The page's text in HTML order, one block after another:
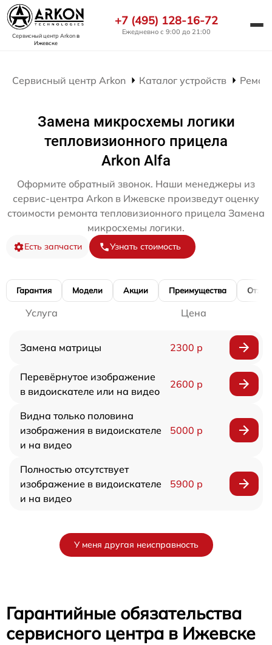
Сервисный центр Arkonв
Ижевске
+7 (495) 128-16-72
Ежедневно с 9:00 до 21:00
Сервисный центр Arkon Каталог устройств
Замена микросхемы логики
тепловизионного прицела
Arkon Alfa
Оформите обратный звонок. Наши менеджеры из
сервис-центра Arkon в Ижевске произведут оценку
стоимости ремонта тепловизионного прицела Замена
микросхемы логики.
Есть запчасти Узнать стоимость
Гарантия Модели Акции Преимущества
Услуга Цена
Замена матрицы 2300 р
Перевёрнутое изображение
в видоискателе или на видео
2600 р
Видна только половина
изображения в видоискателе
и на видео
5000 р
Полностью отсутствует
изображение в видоискателе
и на видео
5900 р
У меня другая неисправность
Гарантийные обязательства
сервисного центра в Ижевске